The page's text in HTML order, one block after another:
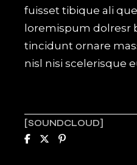
fuisset tibique ali
loremispum dolresr
tincidunt ornare
nisl nisi scelerisque
SOUNDCLOUD